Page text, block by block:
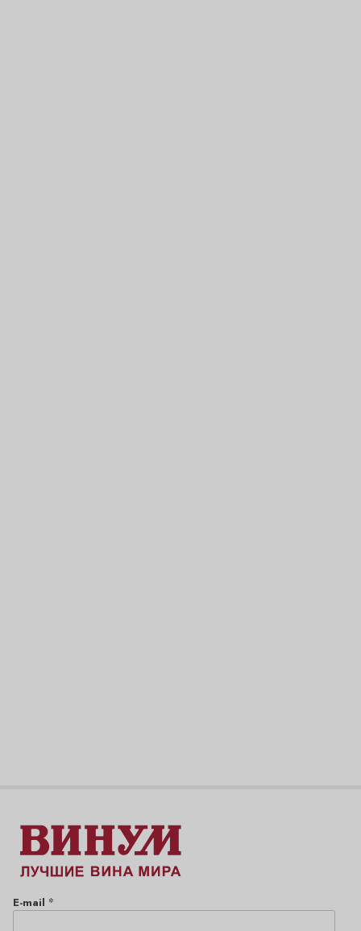
E-mail *